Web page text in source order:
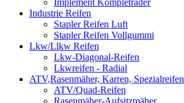
Implement Kompleträder
Industrie Reifen
Stapler Reifen Luft
Stapler Reifen Vollgummi
Lkw/Llkw Reifen
Lkw-Diagonal-Reifen
Lkwreifen - Radial
ATV,Rasenmäher, Karren, Spezialreifen
ATV/Quad-Reifen
Rasenmäher-Aufsitzmäher